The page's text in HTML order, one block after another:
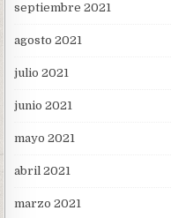
septiembre 2021
agosto 2021
julio 2021
junio 2021
mayo 2021
abril 2021
marzo 2021